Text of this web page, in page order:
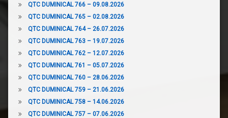
QTC DUMINICAL 766 – 09.08.2026
QTC DUMINICAL 765 – 02.08.2026
QTC DUMINICAL 764 – 26.07.2026
QTC DUMINICAL 763 – 19.07.2026
QTC DUMINICAL 762 – 12.07.2026
QTC DUMINICAL 761 – 05.07.2026
QTC DUMINICAL 760 – 28.06.2026
QTC DUMINICAL 759 – 21.06.2026
QTC DUMINICAL 758 – 14.06.2026
QTC DUMINICAL 757 – 07.06.2026